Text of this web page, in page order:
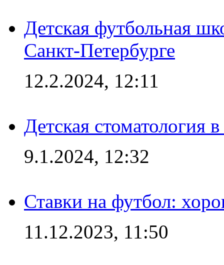
Детская футбольная
Санкт-Петербурге
12.2.2024, 12:11
Детская стоматология
9.1.2024, 12:32
Ставки на футбол:
11.12.2023, 11:50